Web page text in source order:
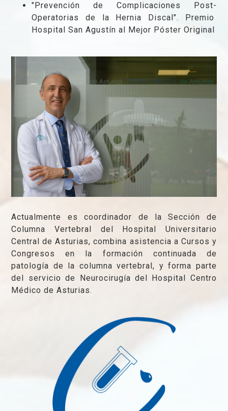
"Prevención de Complicaciones Post-
Operatorias de la Hernia Discal". Premio
Hospital San Agustín al Mejor Póster Original
Actualmente es coordinador de la Sección de
Columna Vertebral del Hospital Universitario
Central de Asturias, combina asistencia a Cursos y
Congresos en la formación continuada de
patología de la columna vertebral, y forma parte
del servicio de Neurocirugía del Hospital Centro
Médico de Asturias.